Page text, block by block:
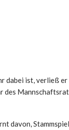
dabei ist, verließ
des
davon,